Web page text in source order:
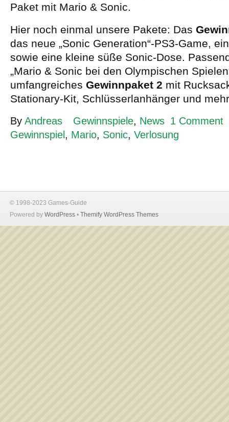
Paket mit Mario & Sonic.
Hier noch einmal unsere Pakete: Das
das neue „Sonic Generation“-PS3-Game,
sowie eine kleine süße Sonic-Dose.
„Mario & Sonic bei den Olympischen
umfangreiches Gewinnpaket 2 mit
Stationary-Kit, Schlüsserlanhänger und
By Andreas Gewinnspiele, News 1 Comment
Gewinnspiel , Mario, Sonic, Verlosung
© 1998-2023 Games-Guide
Powered by WordPress • Themify WordPress Themes